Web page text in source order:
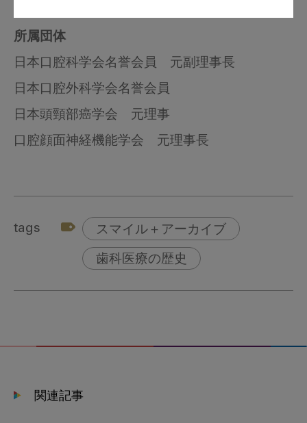
所属団体
日本口腔科学会名誉会員 元副理事長
日本口腔外科学会名誉会員
日本頭頸部癌学会 元理事
口腔顔面神経機能学会 元理事長
tags スマイル＋アーカイブ
歯科医療の歴史
関連記事